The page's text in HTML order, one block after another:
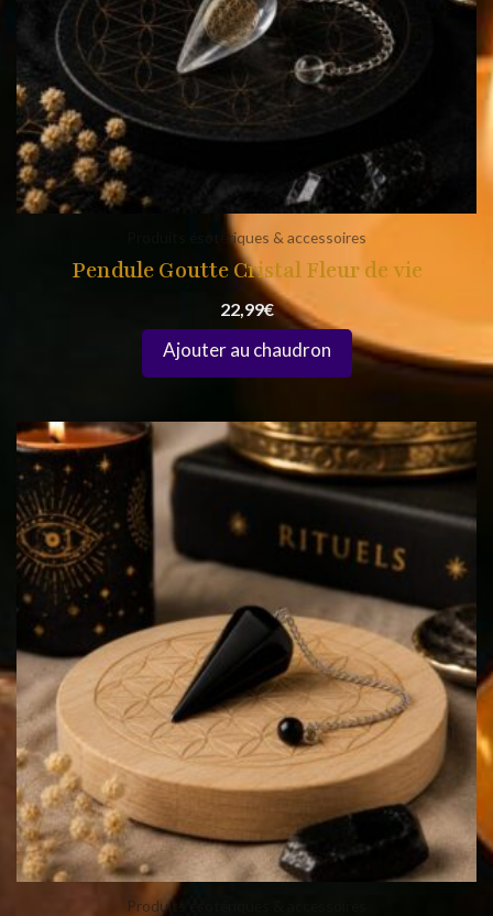
Produits ésotériques & accessoires
Pendule Goutte Cristal Fleur de vie
22,99€
Produits ésotériques & accessoires